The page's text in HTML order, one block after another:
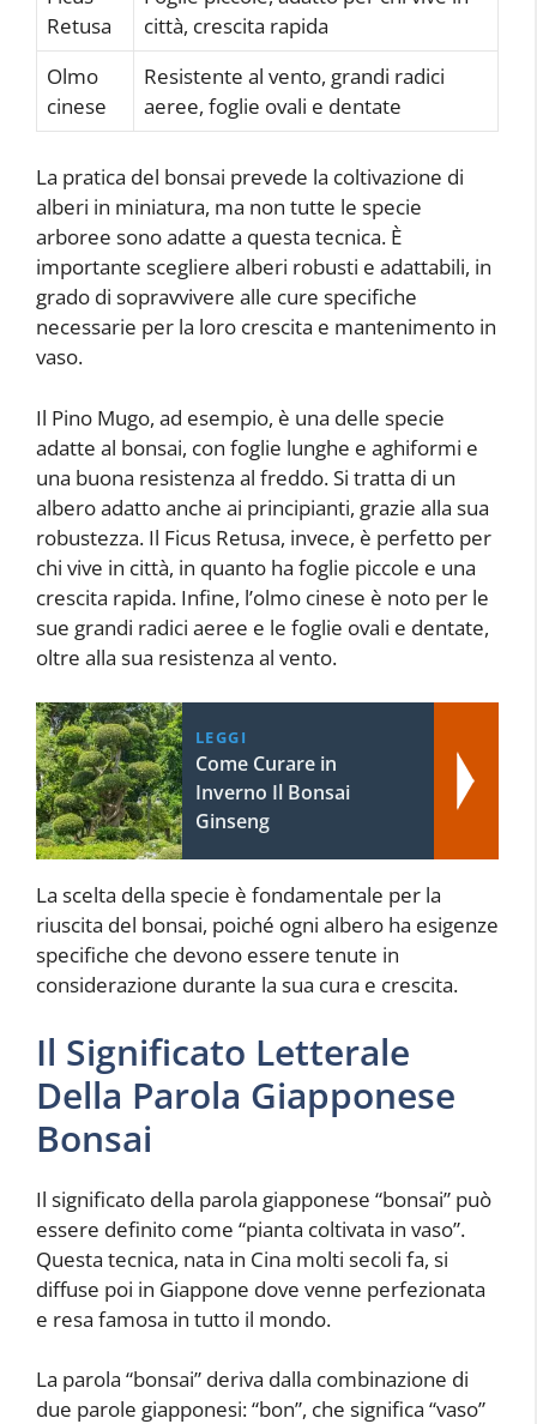
Retusa
città, crescita rapida
Olmo
cinese
Resistente al vento, grandi radici
aeree, foglie ovali e dentate
La pratica del bonsai prevede la coltivazione di
alberi in miniatura, ma non tutte le specie
arboree sono adatte a questa tecnica. È
importante scegliere alberi robusti e adattabili, in
grado di sopravvivere alle cure specifiche
necessarie per la loro crescita e mantenimento in
vaso.
Il Pino Mugo, ad esempio, è una delle specie
adatte al bonsai, con foglie lunghe e aghiformi e
una buona resistenza al freddo. Si tratta di un
albero adatto anche ai principianti, grazie alla sua
robustezza. Il Ficus Retusa, invece, è perfetto per
chi vive in città, in quanto ha foglie piccole e una
crescita rapida. Infine, l’olmo cinese è noto per le
sue grandi radici aeree e le foglie ovali e dentate,
oltre alla sua resistenza al vento.
LEGGI
Come Curare in
Inverno Il Bonsai
Ginseng
La scelta della specie è fondamentale per la
riuscita del bonsai, poiché ogni albero ha esigenze
specifiche che devono essere tenute in
considerazione durante la sua cura e crescita.
Il Significato Letterale
Della Parola Giapponese
Bonsai
Il significato della parola giapponese “bonsai” può
essere definito come “pianta coltivata in vaso”.
Questa tecnica, nata in Cina molti secoli fa, si
diffuse poi in Giappone dove venne perfezionata
e resa famosa in tutto il mondo.
La parola “bonsai” deriva dalla combinazione di
due parole giapponesi: “bon”, che significa “vaso”